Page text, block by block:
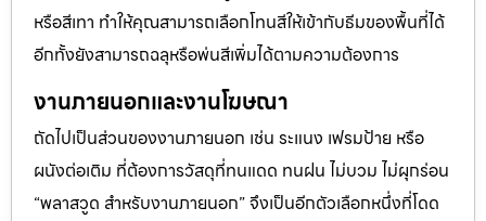
หรือสีเทา ทำให้คุณสามารถเลือกโทนสีให้เข้ากับธีมของพื้นที่ได้
อีกทั้งยังสามารถฉลุหรือพ่นสีเพิ่มได้ตามความต้องการ
งานภายนอกและงานโฆษณา
ถัดไปเป็นส่วนของงานภายนอก เช่น ระแนง เฟรมป้าย หรือ
ผนังต่อเติม ที่ต้องการวัสดุที่ทนแดด ทนฝน ไม่บวม ไม่ผุกร่อน
“พลาสวูด สำหรับงานภายนอก” จึงเป็นอีกตัวเลือกหนึ่งที่โดด